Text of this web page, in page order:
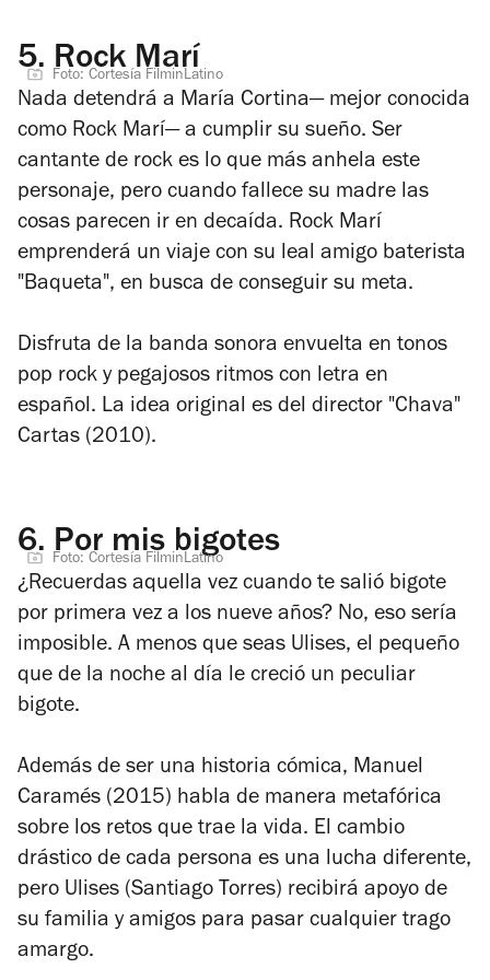
5. Rock Marí
Foto: Cortesía FilminLatino
Nada detendrá a María Cortina— mejor conocida
como Rock Marí— a cumplir su sueño. Ser
cantante de rock es lo que más anhela este
personaje, pero cuando fallece su madre las
cosas parecen ir en decaída. Rock Marí
emprenderá un viaje con su leal amigo baterista
"Baqueta", en busca de conseguir su meta.
Disfruta de la banda sonora envuelta en tonos
pop rock y pegajosos ritmos con letra en
español. La idea original es del director "Chava"
Cartas (2010).
6. Por mis bigotes
Foto: Cortesía FilminLatino
¿Recuerdas aquella vez cuando te salió bigote
por primera vez a los nueve años? No, eso sería
imposible. A menos que seas Ulises, el pequeño
que de la noche al día le creció un peculiar
bigote.
Además de ser una historia cómica, Manuel
Caramés (2015) habla de manera metafórica
sobre los retos que trae la vida. El cambio
drástico de cada persona es una lucha diferente,
pero Ulises (Santiago Torres) recibirá apoyo de
su familia y amigos para pasar cualquier trago
amargo.